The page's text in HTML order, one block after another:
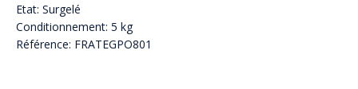
Etat: Surgelé
Conditionnement: 5 kg
Référence: FRATEGPO801